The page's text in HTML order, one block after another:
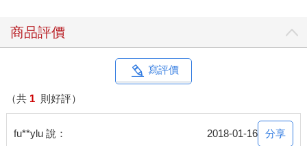
裡的美食不容錯過，知名的拉麵漢堡以及中式山東煎餅，都是這
裡很有人氣的攤位。市集也貼心的規劃簡易的用餐區，吃完美食
小叮嚀：當堡跳蚤市集位在當堡的人氣觀光路線中，可以挑個市
集營業的週日一起走訪，絕對不虛此行。DATA
址 80 Pearl St, Brooklyn, NY 11201
商品評價
寫評價
（共 1 則好評）
fu**ylu 說： 2018-01-16 分享